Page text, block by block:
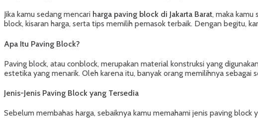
Jika kamu sedang mencari harga paving block di Jakarta Barat, maka
block, kisaran harga, serta tips memilih pemasok terbaik. Dengan begitu,
Apa Itu Paving Block?
Paving block, atau conblock, merupakan material konstruksi yang
estetika yang menarik. Oleh karena itu, banyak orang memilihnya sebagai
Jenis-Jenis Paving Block yang Tersedia
Sebelum membahas harga, sebaiknya kamu memahami jenis paving